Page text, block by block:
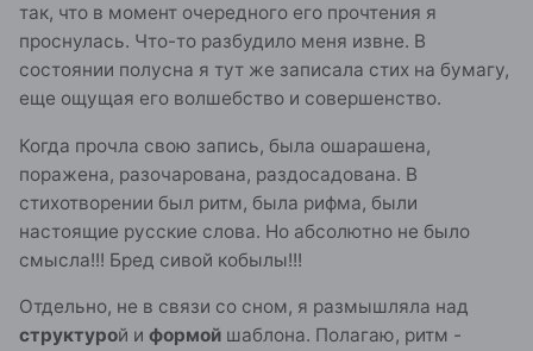
так, что в момент очередного его прочтения я
проснулась. Что-то разбудило меня извне. В
состоянии полусна я тут же записала стих на бумагу,
еще ощущая его волшебство и совершенство.
Когда прочла свою запись, была ошарашена,
поражена, разочарована, раздосадована. В
стихотворении был ритм, была рифма, были
настоящие русские слова. Но абсолютно не было
смысла!!! Бред сивой кобылы!!!
Отдельно, не в связи со сном, я размышляла над
структурой и формой шаблона. Полагаю, ритм -